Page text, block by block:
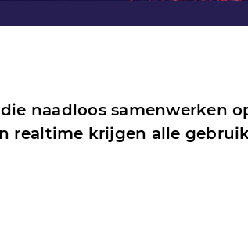
naadloos samenwerken
realtime krijgen alle